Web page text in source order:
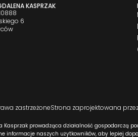
KASPRZAK
6
zastrzeżoneStrona zaprojektowana
prowadząca działalność gospodarczą
informacje naszych użytkowników, aby lepiej